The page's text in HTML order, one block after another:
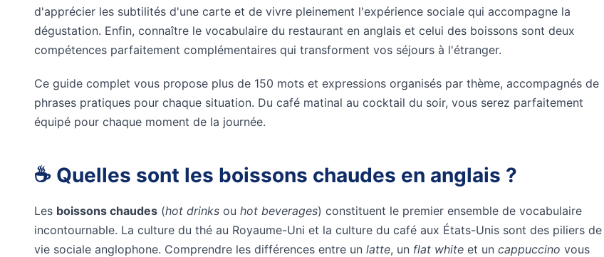
d'apprécier les subtilités d'une carte et de vivre pleinement l'expérience sociale qui accompagne la
dégustation. Enfin, connaître le vocabulaire du restaurant en anglais et celui des boissons sont deux
compétences parfaitement complémentaires qui transforment vos séjours à l'étranger.
Ce guide complet vous propose plus de 150 mots et expressions organisés par thème, accompagnés de
phrases pratiques pour chaque situation. Du café matinal au cocktail du soir, vous serez parfaitement
équipé pour chaque moment de la journée.
☕ Quelles sont les boissons chaudes en anglais ?
Les boissons chaudes (hot drinks ou hot beverages) constituent le premier ensemble de vocabulaire
incontournable. La culture du thé au Royaume-Uni et la culture du café aux États-Unis sont des piliers de
vie sociale anglophone. Comprendre les différences entre un latte, un flat white et un cappuccino vous